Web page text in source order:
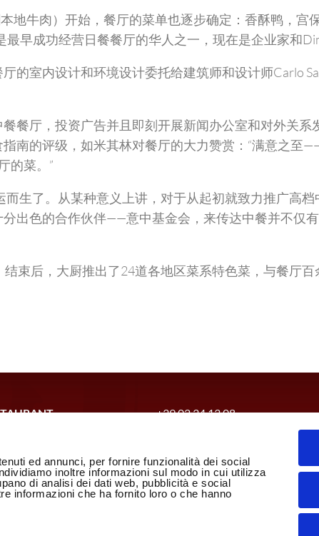
ed annunci, per fornire funzionalità dei social
inoltre informazioni sul modo in cui utilizza
di analisi dei dati web, pubblicità e social
informazioni che ha fornito loro o che hanno
地牛肉）开始，餐厅的菜单也逐步确定：香酥鸭，宫
早成功经营日餐餐厅的华人之一，现在是企业家和
的室内设计和环境设计委托给建筑师和设计师Carlo
餐厅，投资广告并且即刻开展新闻办公室和对外关系
南的评级，如米其林对餐厅的大力赞赏：“满意之至
的菜。”
生了。从某种意义上讲，对于从起初就致力推广高
出色的合作伙伴——意中基金会，来传达中餐并不仅
束后，大厨推出了24道各地区菜系特色菜，与餐厅
+39.02.34.13.08
每天开业时间：12/14:30 – 19/
如何抵达
位于Via Castelvetro路24号的